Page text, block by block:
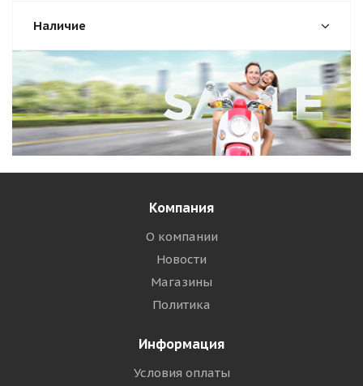
Наличие
Компания
О компании
Новости
Магазины
Политика
Информация
Условия оплаты